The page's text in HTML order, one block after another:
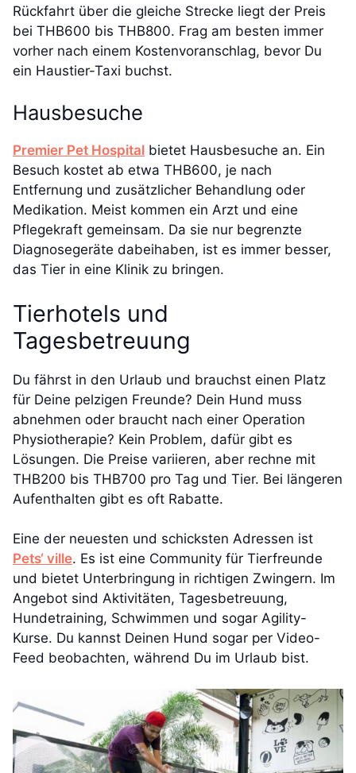
Rückfahrt über die gleiche Strecke liegt der Preis
bei THB600 bis THB800. Frag am besten immer
vorher nach einem Kostenvoranschlag, bevor Du
ein Haustier-Taxi buchst.
Hausbesuche
Premier Pet Hospital bietet Hausbesuche an. Ein
Besuch kostet ab etwa THB600, je nach
Entfernung und zusätzlicher Behandlung oder
Medikation. Meist kommen ein Arzt und eine
Pflegekraft gemeinsam. Da sie nur begrenzte
Diagnosegeräte dabeihaben, ist es immer besser,
das Tier in eine Klinik zu bringen.
Tierhotels und
Tagesbetreuung
Du fährst in den Urlaub und brauchst einen Platz
für Deine pelzigen Freunde? Dein Hund muss
abnehmen oder braucht nach einer Operation
Physiotherapie? Kein Problem, dafür gibt es
Lösungen. Die Preise variieren, aber rechne mit
THB200 bis THB700 pro Tag und Tier. Bei längeren
Aufenthalten gibt es oft Rabatte.
Eine der neuesten und schicksten Adressen ist
Pets‘ ville. Es ist eine Community für Tierfreunde
und bietet Unterbringung in richtigen Zwingern. Im
Angebot sind Aktivitäten, Tagesbetreuung,
Hundetraining, Schwimmen und sogar Agility-
Kurse. Du kannst Deinen Hund sogar per Video-
Feed beobachten, während Du im Urlaub bist.